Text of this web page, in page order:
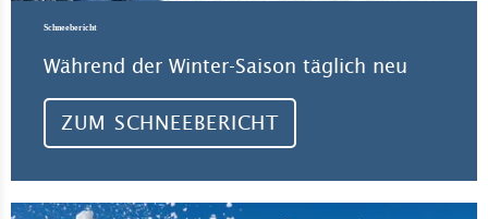
Schneebericht
Während der Winter-Saison täglich neu
ZUM SCHNEEBERICHT